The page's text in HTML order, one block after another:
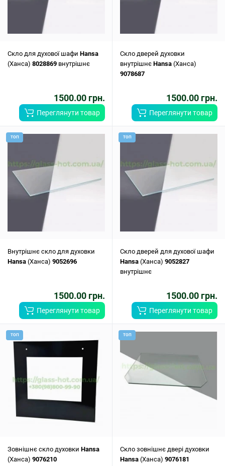
Скло для духової шафи Hansa
(Ханса) 8028869 внутрішнє
1500.00 грн.
Переглянути товар
Скло дверей духовки
внутрішнє Hansa (Ханса)
9078687
1500.00 грн.
Переглянути товар
ТОП
Внутрішнє скло для духовки
Hansa (Ханса) 9052696
1500.00 грн.
Переглянути товар
ТОП
Скло дверей для духової шафи
Hansa (Ханса) 9052827
внутрішнє
1500.00 грн.
Переглянути товар
ТОП
Зовнішнє скло духовки Hansa
(Ханса) 9076210
ТОП
Скло зовнішнє двері духовки
Hansa (Ханса) 9076181